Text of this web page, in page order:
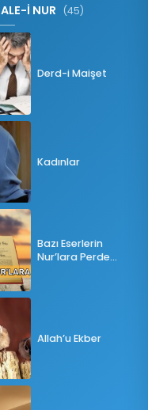
İ NUR (45)
Derd-i Maişet
Kadınlar
Bazı Eserlerin
Nur’lara Perde
Allah’u Ekber